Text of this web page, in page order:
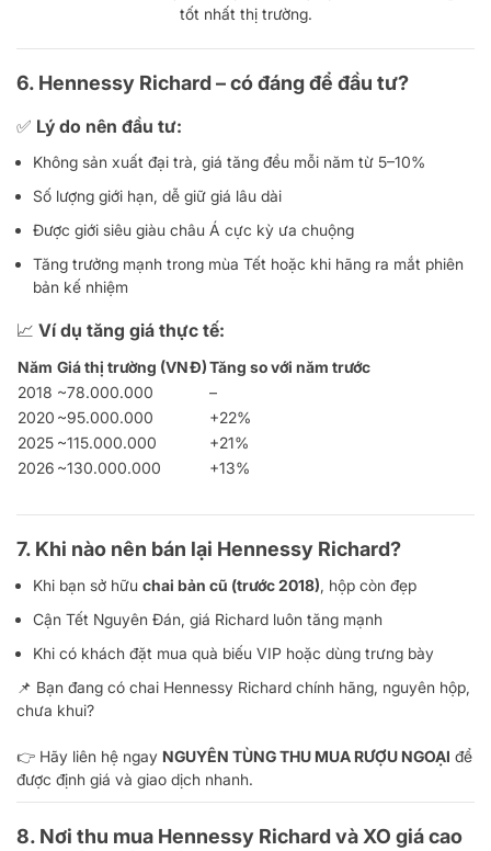
tốt nhất thị trường.
6. Hennessy Richard – có đáng để đầu tư?
✅ Lý do nên đầu tư:
Không sản xuất đại trà, giá tăng đều mỗi năm từ 5–10%
Số lượng giới hạn, dễ giữ giá lâu dài
Được giới siêu giàu châu Á cực kỳ ưa chuộng
Tăng trưởng mạnh trong mùa Tết hoặc khi hãng ra mắt phiên
bản kế nhiệm
📈 Ví dụ tăng giá thực tế:
Năm Giá thị trường (VNĐ)Tăng so với năm trước
2018 ~78.000.000
–
2020 ~95.000.000
+22%
2025 ~115.000.000
+21%
2026 ~130.000.000 +13%
7. Khi nào nên bán lại Hennessy Richard?
Khi bạn sở hữu chai bản cũ (trước 2018), hộp còn đẹp
Cận Tết Nguyên Đán, giá Richard luôn tăng mạnh
Khi có khách đặt mua quà biếu VIP hoặc dùng trưng bày
📌 Bạn đang có chai Hennessy Richard chính hãng, nguyên hộp,
chưa khui?
👉 Hãy liên hệ ngay NGUYÊN TÙNG THU MUA RƯỢU NGOẠI để
được định giá và giao dịch nhanh.
8. Nơi thu mua Hennessy Richard và XO giá cao